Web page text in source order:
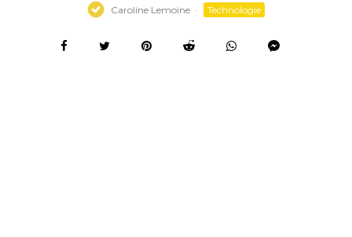
Caroline Lemoine · Technologie